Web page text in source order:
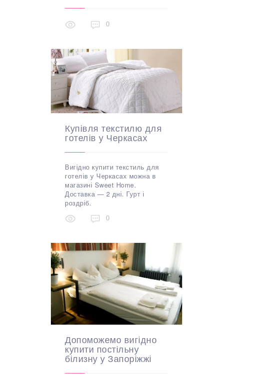
0
Купівля текстилю для
готелів у Черкасах
Вигідно купити текстиль для
готелів у Черкасах можна в
магазині Sweet Home.
Доставка — 2 дні. Гурт і
роздріб.
0
Допоможемо вигідно
купити постільну
білизну у Запоріжжі